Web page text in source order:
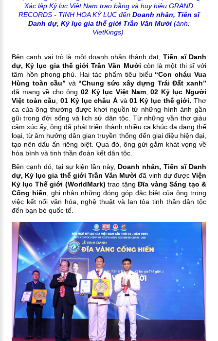
Xác lập Kỷ lục Việt Nam trao bằng và huy hiệu GRAND
RECORDS - TINH HOA KỶ LỤC đến Doanh nhân, Tiến sĩ
Danh dự, Kỷ lục gia thế giới Trần Văn Mười(ảnh:
VietKings)
Bên cạnh vai trò là một doanh nhân thành đạt,Tiến sĩ Danh
dự, Kỷ lục gia thế giới Trần Văn Mười còn là một thi sĩ với
tâm hồn phong phú. Hai tác phẩm tiêu biểu “Con cháu Vua
Hùng toàn cầu” và “Chung sức xây dựng Trái Đất xanh”
đã mang về cho ông02 Kỷ lục Việt Nam,02 Kỷ lục Người
Việt toàn cầu ,01 Kỷ lục châu Á và01 Kỷ lục thế giới. Thơ
ca của ông thường được khơi nguồn từ những hình ảnh gần
gũi trong đời sống và lịch sử dân tộc. Từ những vần thơ giàu
cảm xúc ấy, ông đã phát triển thành nhiều ca khúc đa dạng thể
loại, từ âm hưởng dân gian truyền thống đến giai điệu hiện đại,
tạo nên dấu ấn riêng biệt. Qua đó, ông gửi gắm khát vọng về
hòa bình và tinh thần đoàn kết dân tộc.
Bên cạnh đó, tại sự kiện lần này, Doanh nhân, Tiến sĩ Danh
dự, Kỷ lục gia thế giới Trần Văn Mười đã vinh dự đượcViện
Kỷ lục Thế giới (WorldMark)trao tặngĐĩa vàng Sáng tạo &
Cống hiến , ghi nhận những đóng góp đặc biệt của ông trong
việc kết nối văn hóa, nghệ thuật và lan tỏa tinh thần dân tộc
đến bạn bè quốc tế.